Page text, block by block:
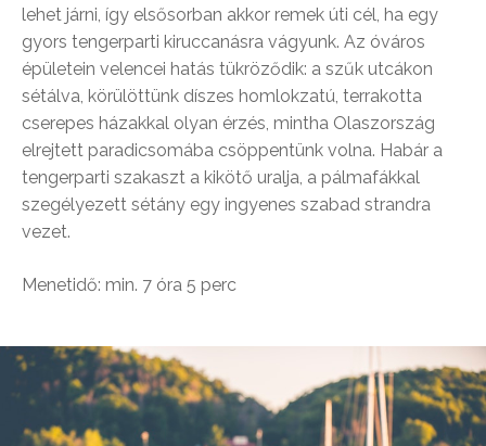
lehet járni, így elsősorban akkor remek úti cél, ha egy
gyors tengerparti kiruccanásra vágyunk. Az óváros
épületein velencei hatás tükröződik: a szűk utcákon
sétálva, körülöttünk díszes homlokzatú, terrakotta
cserepes házakkal olyan érzés, mintha Olaszország
elrejtett paradicsomába csöppentünk volna. Habár a
tengerparti szakaszt a kikötő uralja, a pálmafákkal
szegélyezett sétány egy ingyenes szabad strandra
vezet.
Menetidő: min. 7 óra 5 perc